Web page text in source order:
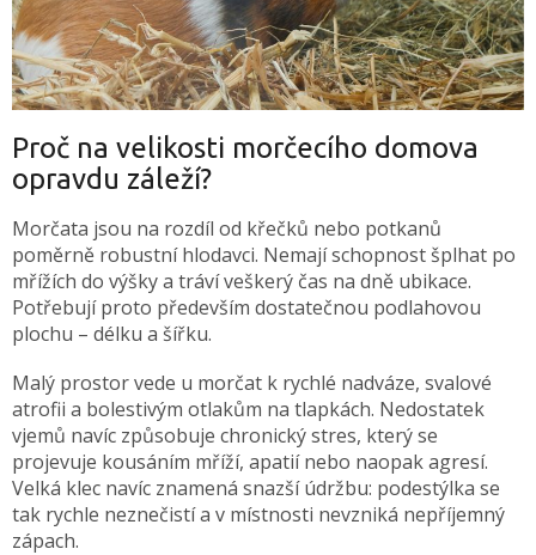
Proč na velikosti morčecího domova
opravdu záleží?
Morčata jsou na rozdíl od křečků nebo potkanů
poměrně robustní hlodavci. Nemají schopnost šplhat po
mřížích do výšky a tráví veškerý čas na dně ubikace.
Potřebují proto především dostatečnou podlahovou
plochu – délku a šířku.
Malý prostor vede u morčat k rychlé nadváze, svalové
atrofii a bolestivým otlakům na tlapkách. Nedostatek
vjemů navíc způsobuje chronický stres, který se
projevuje kousáním mříží, apatií nebo naopak agresí.
Velká klec navíc znamená snazší údržbu: podestýlka se
tak rychle neznečistí a v místnosti nevzniká nepříjemný
zápach.